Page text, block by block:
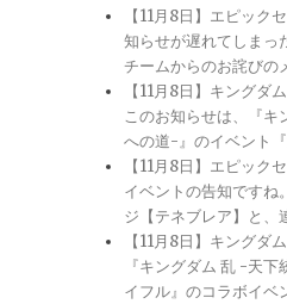
【11月8日】エピック
知らせが遅れてしまっ
チームからのお詫びの
【11月8日】キングダ
このお知らせは、『キ
への道-』のイベント
【11月8日】エピック
イベントの告知ですね
ジ【テネブレア】と、
【11月8日】キングダ
『キングダム 乱 -天
イフル』のコラボイベ